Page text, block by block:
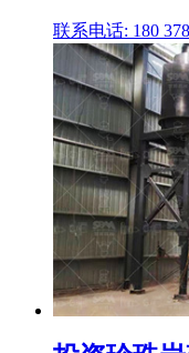
联系电话: 180